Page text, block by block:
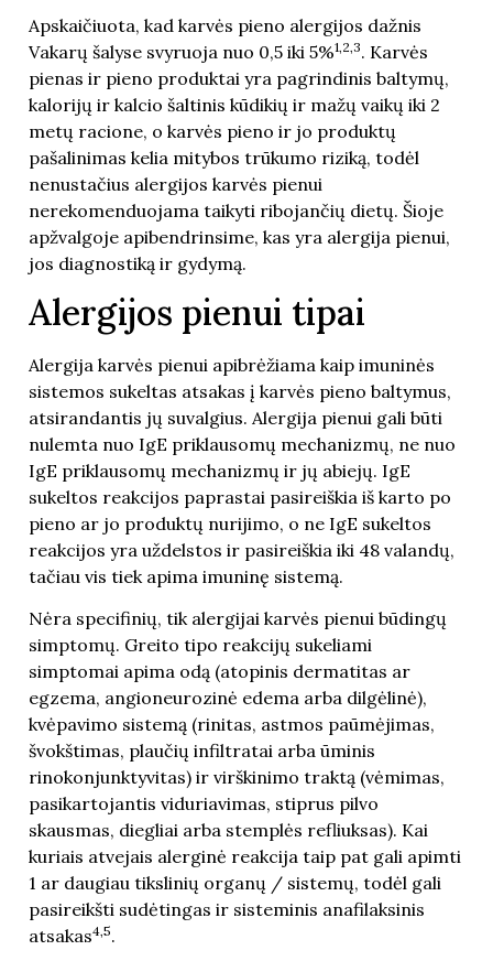
Apskaičiuota, kad karvės pieno alergijos dažnis
Vakarų šalyse svyruoja nuo 0,5 iki 5%1,2,3. Karvės
pienas ir pieno produktai yra pagrindinis baltymų,
kalorijų ir kalcio šaltinis kūdikių ir mažų vaikų iki 2
metų racione, o karvės pieno ir jo produktų
pašalinimas kelia mitybos trūkumo riziką, todėl
nenustačius alergijos karvės pienui
nerekomenduojama taikyti ribojančių dietų. Šioje
apžvalgoje apibendrinsime, kas yra alergija pienui,
jos diagnostiką ir gydymą.
Alergijos pienui tipai
Alergija karvės pienui apibrėžiama kaip imuninės
sistemos sukeltas atsakas į karvės pieno baltymus,
atsirandantis jų suvalgius. Alergija pienui gali būti
nulemta nuo IgE priklausomų mechanizmų, ne nuo
IgE priklausomų mechanizmų ir jų abiejų. IgE
sukeltos reakcijos paprastai pasireiškia iš karto po
pieno ar jo produktų nurijimo, o ne IgE sukeltos
reakcijos yra uždelstos ir pasireiškia iki 48 valandų,
tačiau vis tiek apima imuninę sistemą.
Nėra specifinių, tik alergijai karvės pienui būdingų
simptomų. Greito tipo reakcijų sukeliami
simptomai apima odą (atopinis dermatitas ar
egzema, angioneurozinė edema arba dilgėlinė),
kvėpavimo sistemą (rinitas, astmos paūmėjimas,
švokštimas, plaučių infiltratai arba ūminis
rinokonjunktyvitas) ir virškinimo traktą (vėmimas,
pasikartojantis viduriavimas, stiprus pilvo
skausmas, diegliai arba stemplės refliuksas). Kai
kuriais atvejais alerginė reakcija taip pat gali apimti
1 ar daugiau tikslinių organų / sistemų, todėl gali
pasireikšti sudėtingas ir sisteminis anafilaksinis
atsakas4,5.